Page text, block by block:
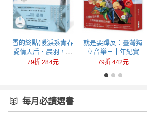
雪的終點(暖淚系青春
愛情天后‧晨羽，全
新加筆黑暗純愛系列
79折 284元
就是要躁反：臺灣獨
立音樂三十年紀實
79折 442元
每月必讀選書